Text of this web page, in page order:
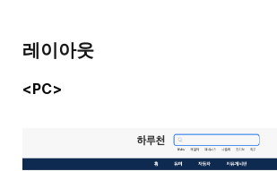
레이아웃
<PC>